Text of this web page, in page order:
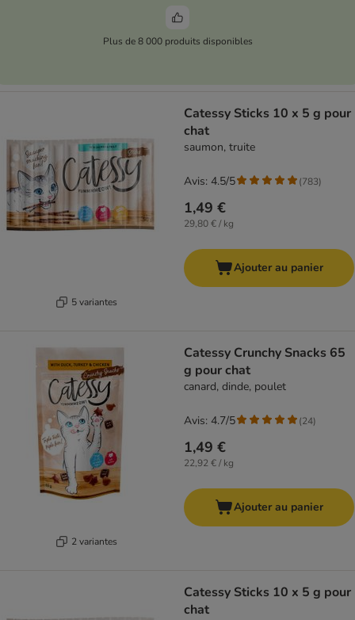
Plus de 8 000 produits disponibles
5 variantes
Catessy Sticks 10 x 5 g pour
chat
saumon, truite
1,49 €
29,80 € / kg
Avis: 4.5/5 (783)
Ajouter au panier
2 variantes
Catessy Crunchy Snacks 65
g pour chat
canard, dinde, poulet
1,49 €
22,92 € / kg
Avis: 4.7/5 (24)
Ajouter au panier
Catessy Sticks 10 x 5 g pour
chat